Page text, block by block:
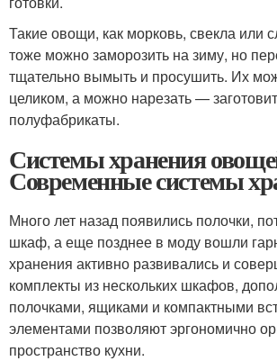
Такие овощи, как морковь, свекла или
тоже можно заморозить на зиму, но
тщательно вымыть и просушить. Их
целиком, а можно нарезать —
полуфабрикаты.
Системы хранения
Современные системы
Много лет назад появились полочки,
шкаф, а еще позднее в моду вошли
хранения активно развивались и
комплекты из нескольких шкафов,
полочками, ящиками и компактными
элементами позволяют эргономично
пространство кухни.